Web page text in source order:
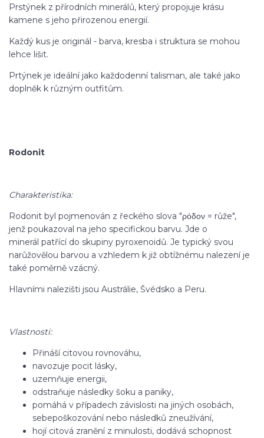
Prstýnek z přírodních minerálů, který propojuje krásu
kamene s jeho přirozenou energií.
Každý kus je originál - barva, kresba i struktura se mohou
lehce lišit.
Prtýnek je ideální jako každodenní talisman, ale také jako
doplněk k různým outfitům.
Rodonit
Charakteristika:
Rodonit byl pojmenován z řeckého slova "ρόδον = růže",
jenž poukazoval na jeho specifickou barvu. Jde o
minerál patřící do skupiny pyroxenoidů. Je typický svou
narůžovělou barvou a vzhledem k již obtížnému nalezení je
také poměrně vzácný.
Hlavními nalezišti jsou Austrálie, Švédsko a Peru.
Vlastnosti:
Přináší citovou rovnováhu,
navozuje pocit lásky,
uzemňuje energii,
odstraňuje následky šoku a paniky,
pomáhá v případech závislosti na jiných osobách,
sebepoškozování nebo následků zneužívání,
hojí citová zranění z minulosti, dodává schopnost